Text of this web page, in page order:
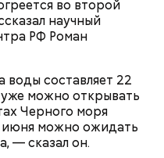
во второй
научный
РФ Роман
составляет 22
можно открывать
Черного моря
июня можно ожидать
— сказал он.